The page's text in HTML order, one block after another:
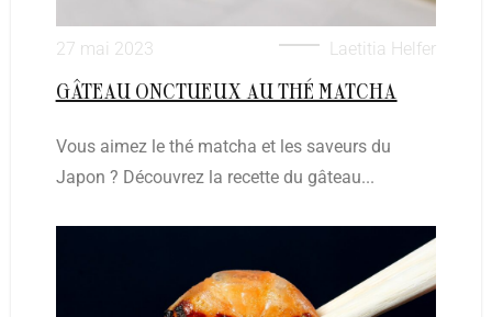
27 mai 2023 Laetitia Helfer
GÂTEAU ONCTUEUX AU THÉ MATCHA
Vous aimez le thé matcha et les saveurs du
Japon ? Découvrez la recette du gâteau...